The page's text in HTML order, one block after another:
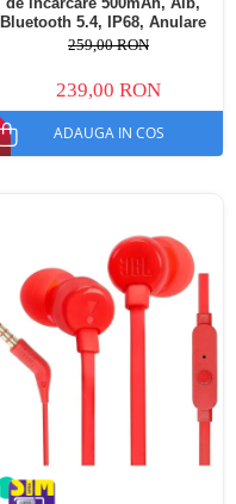
Bluetooth 5.4, IP68, Anulare
zgomot AI, Asistent vocal,
LED inteligent
259,00 RON
239,00 RON
ADAUGA IN COS